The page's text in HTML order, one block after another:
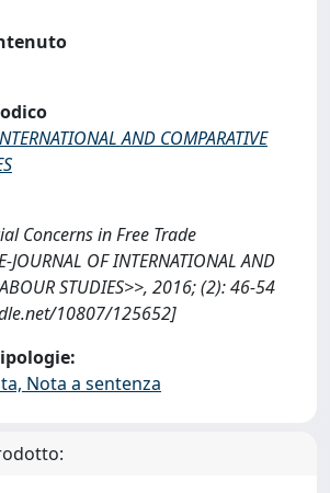
AND COMPARATIVE
Concerns in Free Trade
OF INTERNATIONAL AND
STUDIES>>, 2016; (2): 46-54
10807/125652]
Nota a sentenza